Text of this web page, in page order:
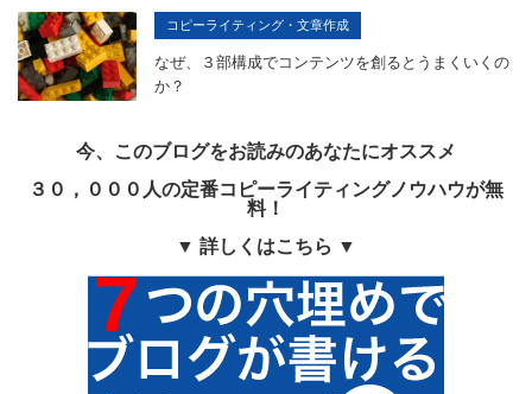
コピーライティング・文章作成
なぜ、３部構成でコンテンツを創るとうまくいくの
か？
今、このブログをお読みのあなたにオススメ
３０，０００人の定番コピーライティングノウハウが無
料！
▼ 詳しくはこちら ▼